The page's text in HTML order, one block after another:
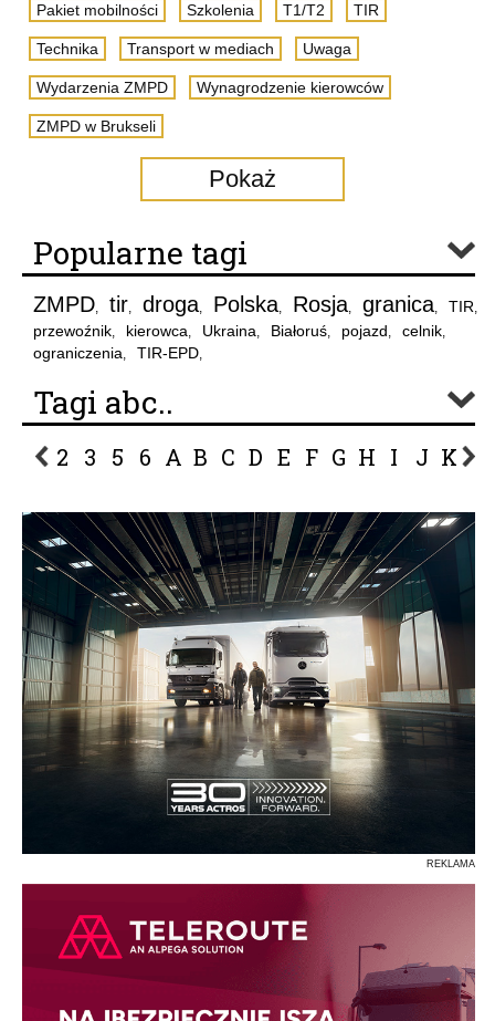
Pakiet mobilności Szkolenia T1/T2 TIR
Technika Transport w mediach Uwaga
Wydarzenia ZMPD Wynagrodzenie kierowców
ZMPD w Brukseli
Pokaż
Popularne tagi
ZMPD, tir, droga, Polska, Rosja, granica, TIR,
przewoźnik, kierowca, Ukraina, Białoruś, pojazd, celnik,
ograniczenia, TIR-EPD,
Tagi abc..
2 3 5 6 A B C D E F G H I J K L
REKLAMA